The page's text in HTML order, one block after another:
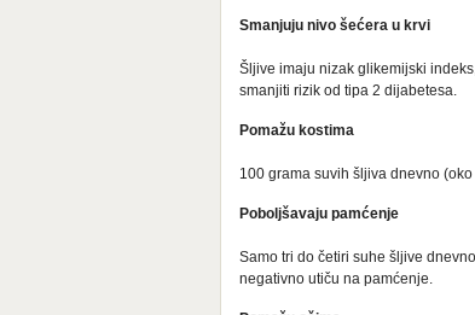
Smanjuju nivo šećera u krvi
Šljive imaju nizak glikemijski
smanjiti rizik od tipa 2 dijabetesa.
Pomažu kostima
100 grama suvih šljiva dnevno
Poboljšavaju pamćenje
Samo tri do četiri suhe šljive
negativno utiču na pamćenje.